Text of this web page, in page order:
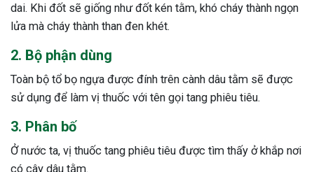
dai. Khi đốt sẽ giống như đốt kén tằm, khó cháy thành ngọn
lửa mà cháy thành than đen khét.
2. Bộ phận dùng
Toàn bộ tổ bọ ngựa được đính trên cành dâu tằm sẽ được
sử dụng để làm vị thuốc với tên gọi tang phiêu tiêu.
3. Phân bố
Ở nước ta, vị thuốc tang phiêu tiêu được tìm thấy ở khắp nơi
có cây dâu tằm.